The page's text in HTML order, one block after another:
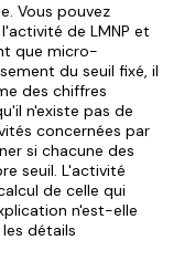
Vous pouvez
de LMNP et
que micro-
du seuil fixé, il
des chiffres
n'existe pas de
concernées par
si chacune des
seuil. L'activité
de celle qui
n'est-elle
détails